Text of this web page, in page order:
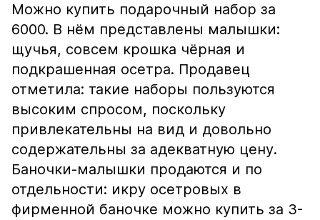
Можно купить подарочный набор за
6000. В нём представлены малышки:
щучья, совсем крошка чёрная и
подкрашенная осетра. Продавец
отметила: такие наборы пользуются
высоким спросом, поскольку
привлекательны на вид и довольно
содержательны за адекватную цену.
Баночки-малышки продаются и по
отдельности: икру осетровых в
фирменной баночке можно купить за 3-